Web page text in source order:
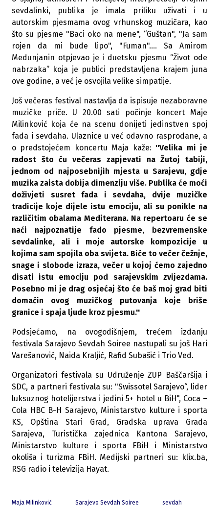
sevdalinki, publika je imala priliku uživati i u
autorskim pjesmama ovog vrhunskog muzičara, kao
što su pjesme "Baci oko na mene", “Guštan", "Ja sam
rojen da mi bude lipo", "Fuman"…. Sa Amirom
Medunjanin otpjevao je i duetsku pjesmu “Život ode
nabrzaka” koja je publici predstavljena krajem juna
ove godine, a već je osvojila velike simpatije.
Još večeras festival nastavlja da ispisuje nezaboravne
muzičke priče. U 20.00 sati počinje koncert Maje
Milinković koja će na scenu donijeti jedinstven spoj
fada i sevdaha. Ulaznice u već odavno rasprodane, a
o predstojećem koncertu Maja kaže: ''Velika mi je
radost što ću večeras zapjevati na Žutoj tabiji,
jednom od najposebnijih mjesta u Sarajevu, gdje
muzika zaista dobija dimenziju više. Publika će moći
doživjeti susret fada i sevdaha, dvije muzičke
tradicije koje dijele istu emociju, ali su ponikle na
različitim obalama Mediterana. Na repertoaru će se
naći najpoznatije fado pjesme, bezvremenske
sevdalinke, ali i moje autorske kompozicije u
kojima sam spojila oba svijeta. Biće to večer čežnje,
snage i slobode izraza, večer u kojoj ćemo zajedno
disati istu emociju pod sarajevskim zvijezdama.
Posebno mi je drag osjećaj što će baš moj grad biti
domaćin ovog muzičkog putovanja koje briše
granice i spaja ljude kroz pjesmu.''
Podsjećamo, na ovogodišnjem, trećem izdanju
festivala Sarajevo Sevdah Soiree nastupali su još Hari
Varešanović, Naida Kraljić, Rafid Subašić i Trio Ved.
Organizatori festivala su Udruženje ZUP Baščaršija i
SDC, a partneri festivala su: "Swissotel Sarajevo“, lider
luksuznog hotelijerstva i jedini 5+ hotel u BiH", Coca –
Cola HBC B-H Sarajevo, Ministarstvo kulture i sporta
KS, Opština Stari Grad, Gradska uprava Grada
Sarajeva, Turistička zajednica Kantona Sarajevo,
Ministarstvo kulture i sporta FBiH i Ministarstvo
okoliša i turizma FBiH. Medijski partneri su: klix.ba,
RSG radio i televizija Hayat.
Maja Milinković Sarajevo Sevdah Soiree sevdah